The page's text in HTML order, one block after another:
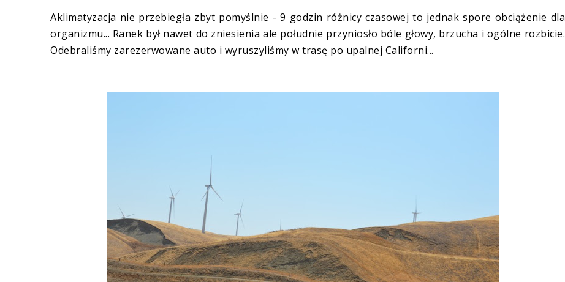
Aklimatyzacja nie przebiegła zbyt pomyślnie - 9 godzin różnicy czasowej to jednak spore obciążenie dla
organizmu... Ranek był nawet do zniesienia ale południe przyniosło bóle głowy, brzucha i ogólne rozbicie.
Odebraliśmy zarezerwowane auto i wyruszyliśmy w trasę po upalnej Californi...